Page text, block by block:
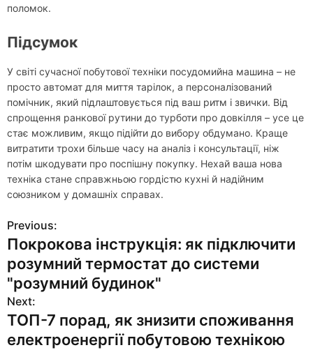
поломок.
Підсумок
У світі сучасної побутової техніки посудомийна машина – не
просто автомат для миття тарілок, а персоналізований
помічник, який підлаштовується під ваш ритм і звички. Від
спрощення ранкової рутини до турботи про довкілля – усе це
стає можливим, якщо підійти до вибору обдумано. Краще
витратити трохи більше часу на аналіз і консультації, ніж
потім шкодувати про поспішну покупку. Нехай ваша нова
техніка стане справжньою гордістю кухні й надійним
союзником у домашніх справах.
Н
а
в
и
г
Previous:
Покрокова інструкція: як підключити
розумний термостат до системи
"розумний будинок"
Next:
ТОП-7 порад, як знизити споживання
електроенергії побутовою технікою